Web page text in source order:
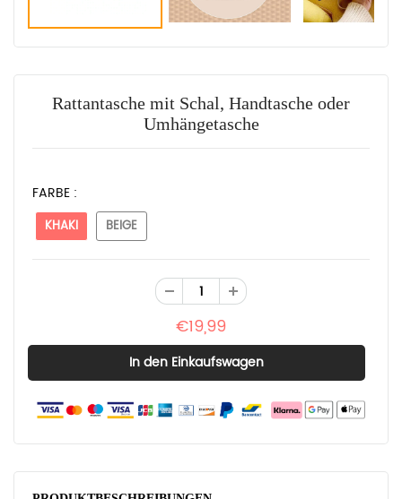
Rattantasche mit Schal, Handtasche oder
Umhängetasche
FARBE :
KHAKI BEIGE
€19,99